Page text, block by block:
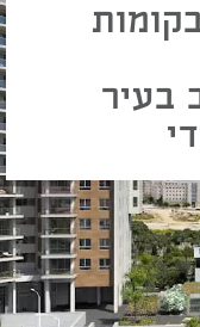
בעיר